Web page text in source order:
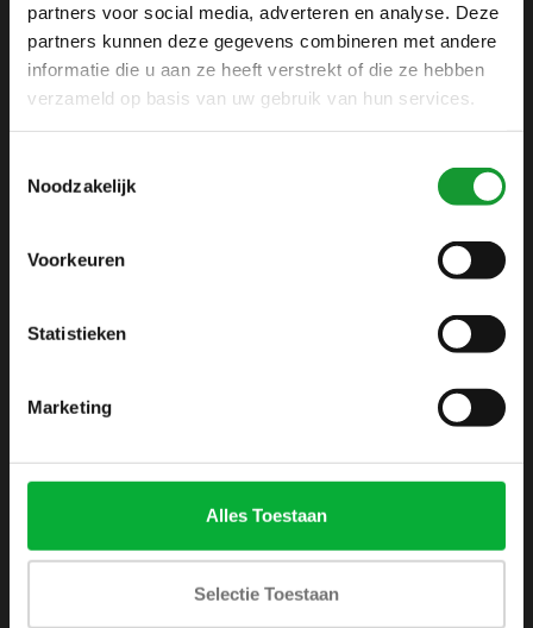
partners voor social media, adverteren en analyse. Deze
partners kunnen deze gegevens combineren met andere
informatie die u aan ze heeft verstrekt of die ze hebben
verzameld op basis van uw gebruik van hun services.
Noodzakelijk
Voorkeuren
Statistieken
Marketing
Alles Toestaan
Selectie Toestaan
Zijlijnstraat 24
1433 DC
Kudelstaart
+31 6 42 52 32 80
Over ons
Algemene voorwaarden
Disclaimer
Privacy Policy